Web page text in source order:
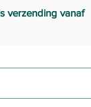
verzending vanaf